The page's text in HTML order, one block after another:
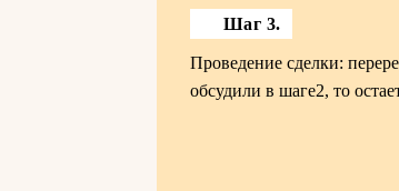
Шаг 3.
Проведение сделки:
обсудили в шаге2, то